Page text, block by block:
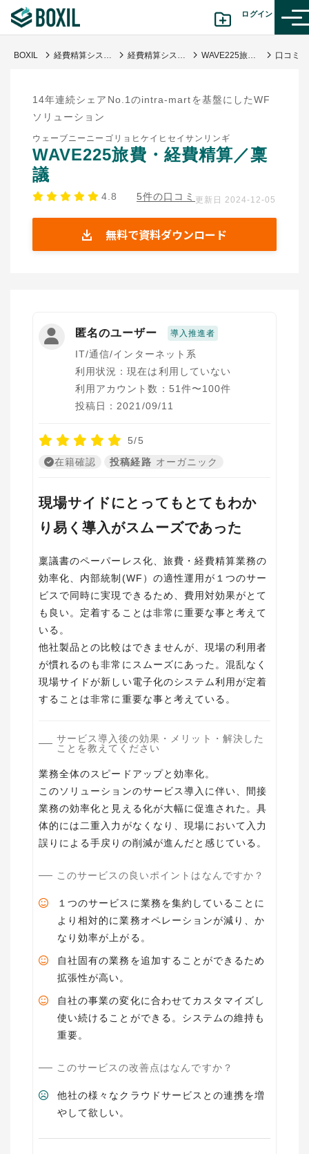
ログイン
診断から探す(β版)
記事から探す
BOXILの使い方ガイド
BOXIL 経費精算システム比較おすすめ18選 | タイプ図解や料金表と選び方 経費精算システム WAVE225旅費・経費精算／稟議
14年連続シェアNo.1のintra-martを基盤にしたWF
ソリューション
ウェーブニーニーゴリョヒケイヒセイサンリンギ
WAVE225旅費・経費精算／稟
議
4.8 5件の口コミ 更新日 2024-12-05
無料で資料ダウンロード
匿名のユーザー 導入推進者
IT/通信/インターネット系
利用状況：現在は利用していない
利用アカウント数：51件〜100件
投稿日：2021/09/11
5/5
在籍確認
投稿経路 オーガニック
現場サイドにとってもとてもわか
り易く導入がスムーズであった
稟議書のペーパーレス化、旅費・経費精算業務の
効率化、内部統制(WF）の適性運用が１つのサー
ビスで同時に実現できるため、費用対効果がとて
も良い。定着することは非常に重要な事と考えて
いる。
他社製品との比較はできませんが、現場の利用者
が慣れるのも非常にスムーズにあった。混乱なく
現場サイドが新しい電子化のシステム利用が定着
することは非常に重要な事と考えている。
サービス導入後の効果・メリット・解決した
ことを教えてください
業務全体のスピードアップと効率化。
このソリューションのサービス導入に伴い、間接
業務の効率化と見える化が大幅に促進された。具
体的には二重入力がなくなり、現場において入力
誤りによる手戻りの削減が進んだと感じている。
このサービスの良いポイントはなんですか？
１つのサービスに業務を集約していることに
より相対的に業務オペレーションが減り、か
なり効率が上がる。
自社固有の業務を追加することができるため
拡張性が高い。
自社の事業の変化に合わせてカスタマイズし
使い続けることができる。システムの維持も
重要。
このサービスの改善点はなんですか？
他社の様々なクラウドサービスとの連携を増
やして欲しい。